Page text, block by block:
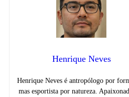
Henrique Neves
Henrique Neves é antropólogo por
mas esportista por natureza.